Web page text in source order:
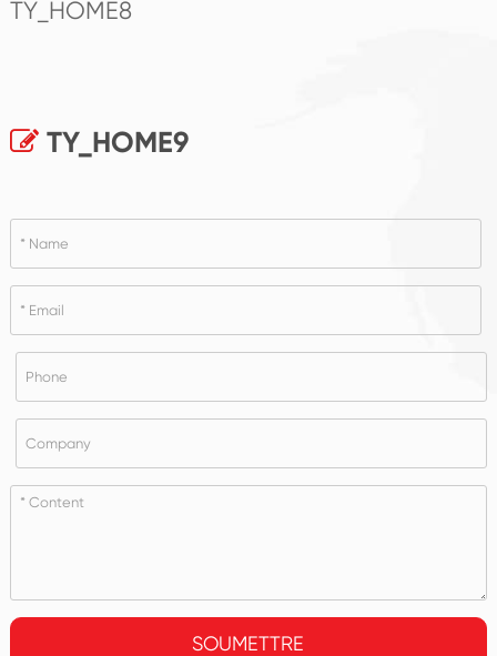
TY_HOME8
TY_HOME9
SOUMETTRE